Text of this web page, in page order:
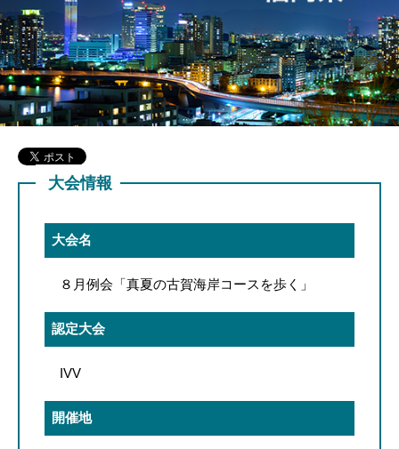
大会情報
大会名
８月例会「真夏の古賀海岸コースを歩く」
認定大会
IVV
開催地